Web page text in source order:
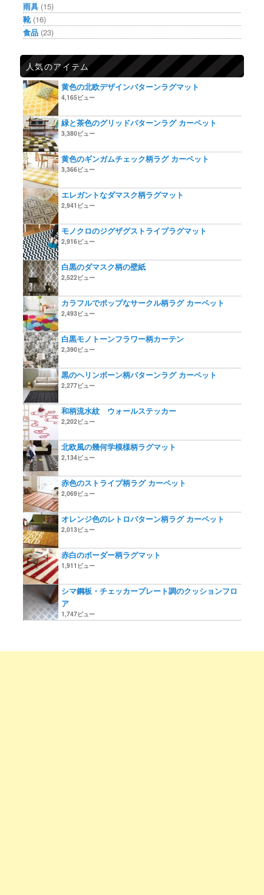
雨具 (15)
靴(16)
食品 (23)
人気のアイテム
黄色の北欧デザインパターンラグマット
4,165ビュー
緑と茶色のグリッドパターンラグ カーペット
3,380ビュー
黄色のギンガムチェック柄ラグ カーペット
3,366ビュー
エレガントなダマスク柄ラグマット
2,941ビュー
モノクロのジグザグストライプラグマット
2,916ビュー
白黒のダマスク柄の壁紙
2,522ビュー
カラフルでポップなサークル柄ラグ カーペット
2,493ビュー
白黒モノトーンフラワー柄カーテン
2,390ビュー
黒のヘリンボーン柄パターンラグ カーペット
2,277ビュー
和柄流水紋 ウォールステッカー
2,202ビュー
北欧風の幾何学模様柄ラグマット
2,134ビュー
赤色のストライプ柄ラグ カーペット
2,069ビュー
オレンジ色のレトロパターン柄ラグ カーペット
2,013ビュー
赤白のボーダー柄ラグマット
1,911ビュー
シマ鋼板・チェッカープレート調のクッションフロ
ア
1,747ビュー